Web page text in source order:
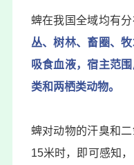
蜱在我国全域均有
丛、树林、畜圈、
吸食血液，宿主范
类和两栖类动物。
蜱对动物的汗臭和
15米时，即可感知